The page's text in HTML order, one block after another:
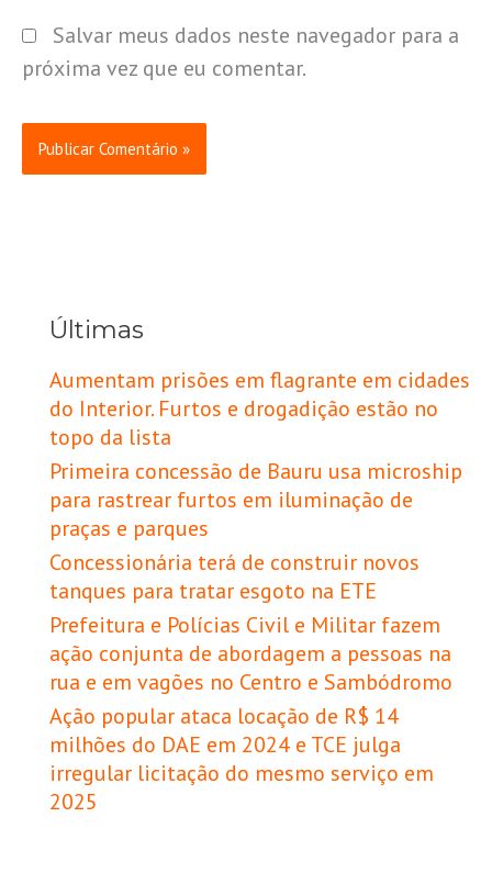
Salvar meus dados neste navegador para a
próxima vez que eu comentar.
Últimas
Aumentam prisões em flagrante em cidades
do Interior. Furtos e drogadição estão no
topo da lista
Primeira concessão de Bauru usa microship
para rastrear furtos em iluminação de
praças e parques
Concessionária terá de construir novos
tanques para tratar esgoto na ETE
Prefeitura e Polícias Civil e Militar fazem
ação conjunta de abordagem a pessoas na
rua e em vagões no Centro e Sambódromo
Ação popular ataca locação de R$ 14
milhões do DAE em 2024 e TCE julga
irregular licitação do mesmo serviço em
2025